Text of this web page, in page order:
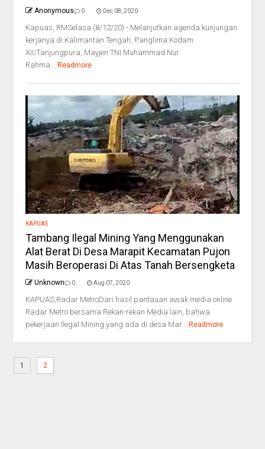
Anonymous 0 Dec 08, 2020
Kapuas, RMSelasa (8/12/20) - Melanjutkan agenda kunjungan
kerjanya di Kalimantan Tengah, Panglima Kodam
XII/Tanjungpura, Mayjen TNI Muhammad Nur
Rahma... Readmore
KAPUAS
Tambang Ilegal Mining Yang Menggunakan
Alat Berat Di Desa Marapit Kecamatan Pujon
Masih Beroperasi Di Atas Tanah Bersengketa
Unknown 0 Aug 07, 2020
KAPUAS,Radar MetroDari hasil pantauan awak media online
Radar Metro bersama Rekan-rekan Media lain, bahwa
pekerjaan Ilegal Mining yang ada di desa Mar... Readmore
1 2